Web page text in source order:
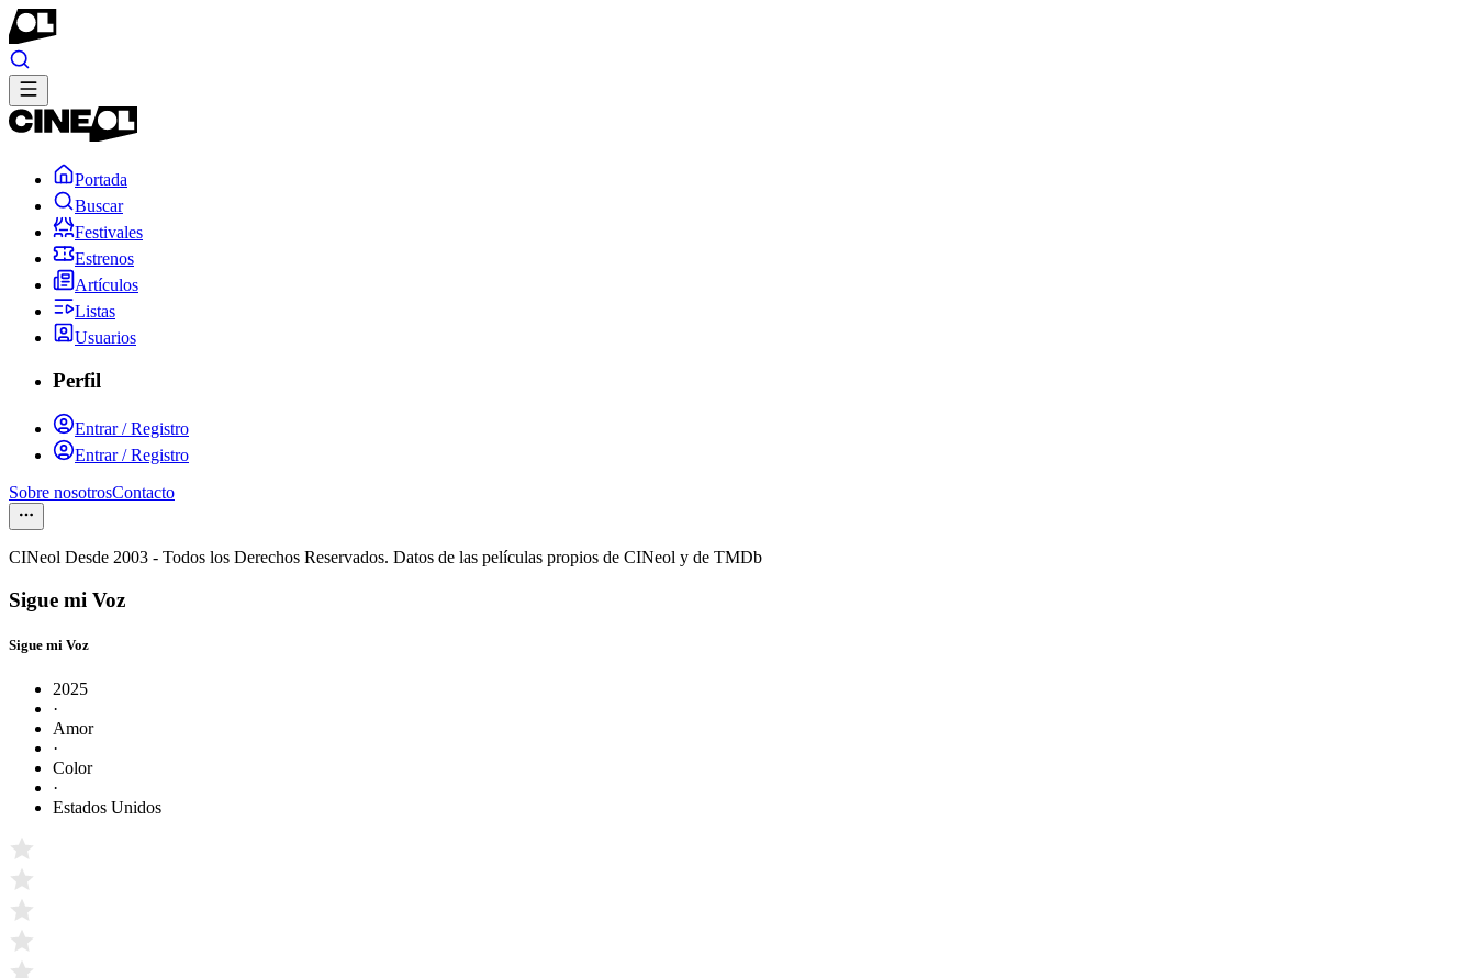
Portada
Buscar
Festivales
Estrenos
Artículos
Listas
Usuarios
Perfil
Entrar / Registro
Entrar / Registro
Sobre nosotrosContacto
CINeol Desde 2003 - Todos los Derechos Reservados. Datos de las películas propios de CINeol y de TMDb
Sigue mi Voz
Sigue mi Voz
2025
·
Amor
·
Color
·
Estados Unidos